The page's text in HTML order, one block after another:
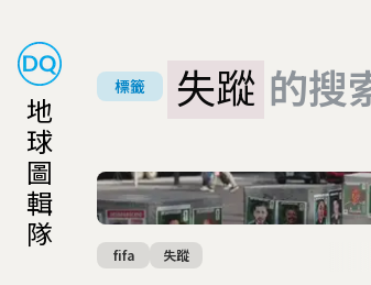
地
球
圖
輯
隊
標籤 失蹤 的搜
fifa 失蹤